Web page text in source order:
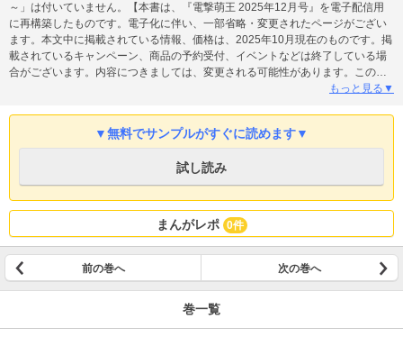
～」は付いていません。【本書は、『電撃萌王 2025年12月号』を電子配信用
に再構築したものです。電子化に伴い、一部省略・変更されたページがござい
ます。本文中に掲載されている情報、価格は、2025年10月現在のものです。掲
載されているキャンペーン、商品の予約受付、イベントなどは終了している場
合がございます。内容につきましては、変更される可能性があります。この商
品はタブレットなど大きいディスプレイを備えた端末で読むことに適していま
ん】
もっと見る▼
▼無料でサンプルがすぐに読めます▼
試し読み
まんがレポ 0件
前の巻へ 次の巻へ
巻一覧